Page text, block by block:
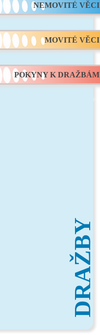
NEMOVITÉ VĚCI
MOVITÉ VĚCI
POKYNY K DRAŽBÁM
DRAŽBY